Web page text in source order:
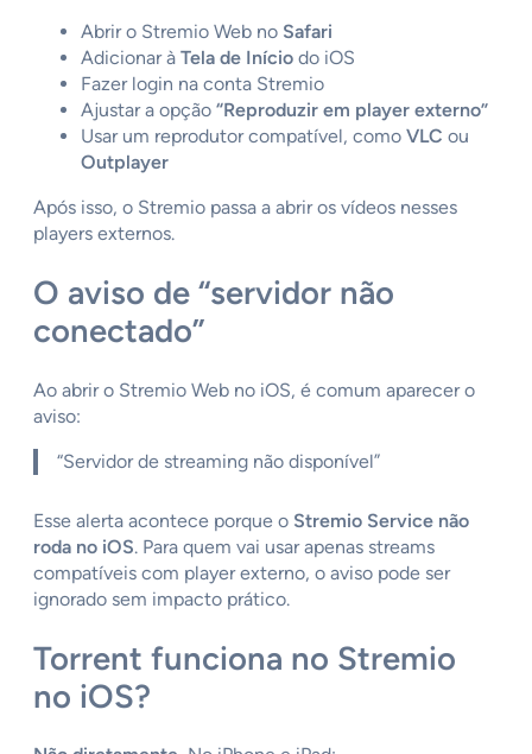
Abrir o Stremio Web no Safari
Adicionar à Tela de Início do iOS
Fazer login na conta Stremio
Ajustar a opção “Reproduzir em player externo”
Usar um reprodutor compatível, como VLC ou
Outplayer
Após isso, o Stremio passa a abrir os vídeos nesses
players externos.
O aviso de “servidor não
conectado”
Ao abrir o Stremio Web no iOS, é comum aparecer o
aviso:
“Servidor de streaming não disponível”
Esse alerta acontece porque o Stremio Service não
roda no iOS. Para quem vai usar apenas streams
compatíveis com player externo, o aviso pode ser
ignorado sem impacto prático.
Torrent funciona no Stremio
no iOS?